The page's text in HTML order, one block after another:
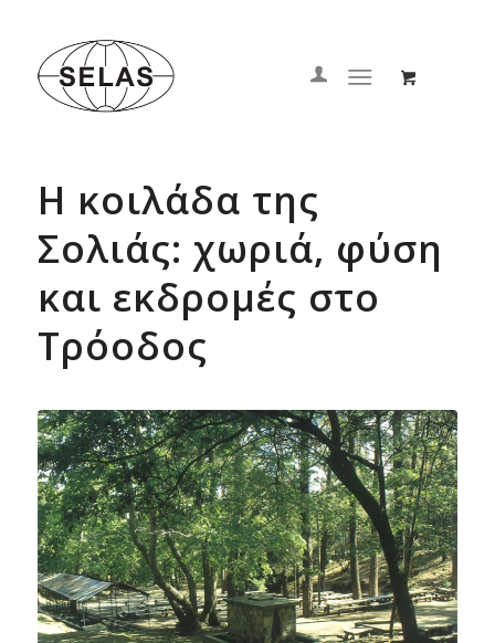
Η κοιλάδα της
Σολιάς: χωριά, φύση
και εκδρομές στο
Τρόοδος